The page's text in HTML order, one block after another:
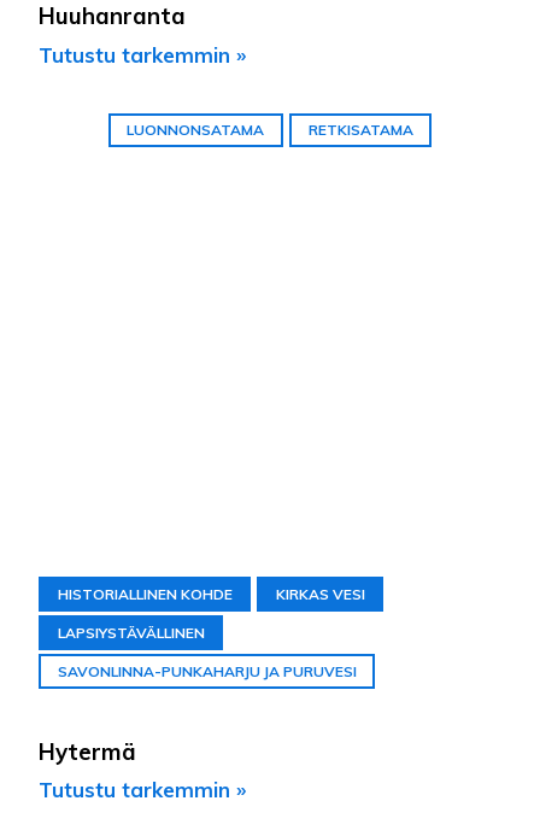
Huuhanranta
Tutustu tarkemmin »
LUONNONSATAMA RETKISATAMA
HISTORIALLINEN KOHDE KIRKAS VESI
LAPSIYSTÄVÄLLINEN
SAVONLINNA-PUNKAHARJU JA PURUVESI
Hytermä
Tutustu tarkemmin »